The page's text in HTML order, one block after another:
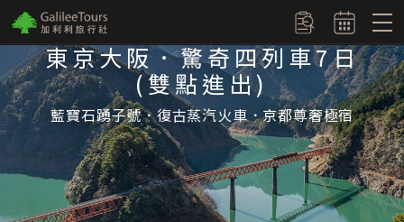
logo 訂單查詢
東京大阪．驚奇四列車7日
(雙點進出)
藍寶石踴子號．復古蒸汽火車．京都尊奢極宿